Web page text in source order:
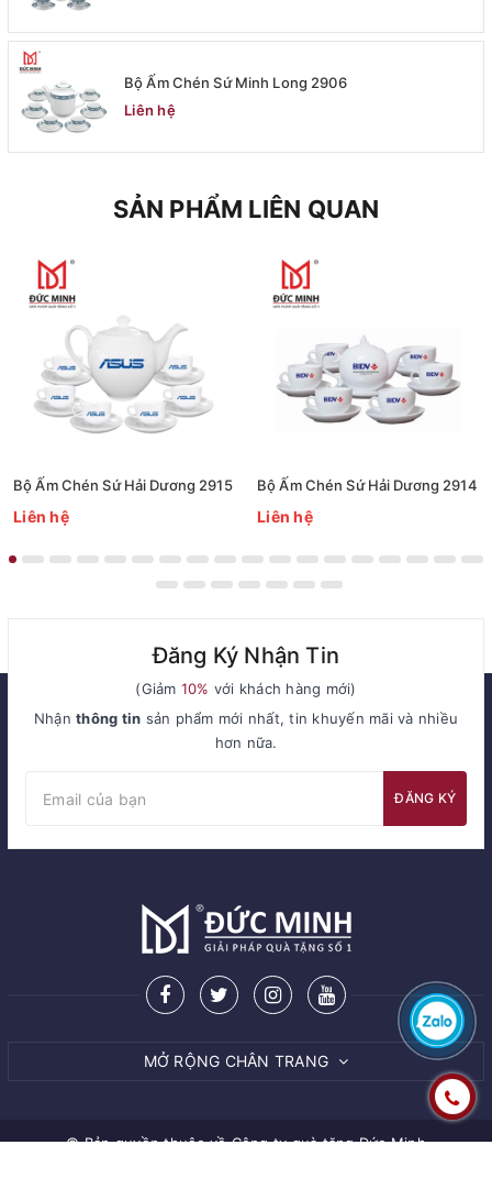
Bộ Ấm Chén Sứ Minh Long 2906
Liên hệ
SẢN PHẨM LIÊN QUAN
Bộ Ấm Chén Sứ Hải Dương 2915
Liên hệ
Bộ Ấm Chén Sứ Hải Dương 2914
Liên hệ
Đăng Ký Nhận Tin
(Giảm 10% với khách hàng mới)
Nhậnthông tin sản phẩm mới nhất, tin khuyến mãi và nhiều
hơn nữa.
ĐĂNG KÝ
MỞ RỘNG CHÂN TRANG
© Bản quyền thuộc vềCông ty quà tặng Đức Minh